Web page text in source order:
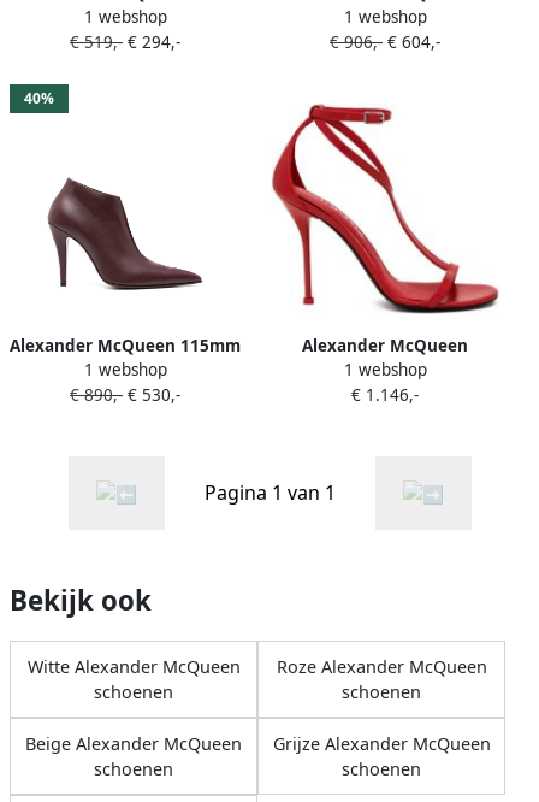
sneakers met logodetail
Rood
1 webshop
€ 519,- € 294,-
Chelsea laarzen met
logoplakkaat en studs Rood
1 webshop
€ 906,- € 604,-
40%
Alexander McQueen 115mm
Birdee pumps Rood
1 webshop
€ 890,- € 530,-
Alexander McQueen
Harness leren sandalen
Rood
1 webshop
€ 1.146,-
Pagina 1 van 1
Bekijk ook
Witte Alexander McQueen
schoenen
Roze Alexander McQueen
schoenen
Beige Alexander McQueen
schoenen
Grijze Alexander McQueen
schoenen